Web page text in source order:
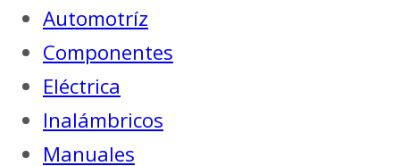
Automotríz
Componentes
Eléctrica
Inalámbricos
Manuales